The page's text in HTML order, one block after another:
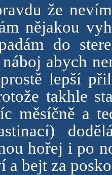
že
nějakou
do
abych
lepší
takhle
měsíčně a
hořej i po
a bejt za